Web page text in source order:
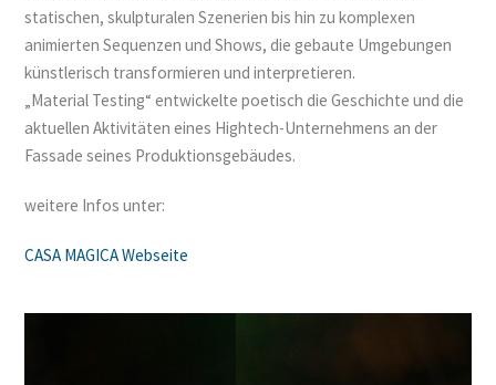
statischen, skulpturalen Szenerien bis hin zu komplexen
animierten Sequenzen und Shows, die gebaute Umgebungen
künstlerisch transformieren und interpretieren.
„Material Testing“ entwickelte poetisch die Geschichte und die
aktuellen Aktivitäten eines Hightech-Unternehmens an der
Fassade seines Produktionsgebäudes.
weitere Infos unter:
CASA MAGICA Webseite